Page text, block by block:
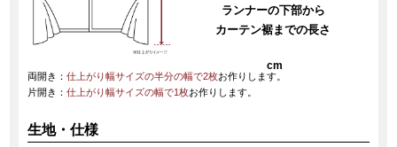
両開き：仕上がり幅サイズの半分の幅で2枚お作りします。
片開き：仕上がり幅サイズの幅で1枚お作りします。
ランナーの下部から
カーテン裾までの長さ
cm
生地・仕様